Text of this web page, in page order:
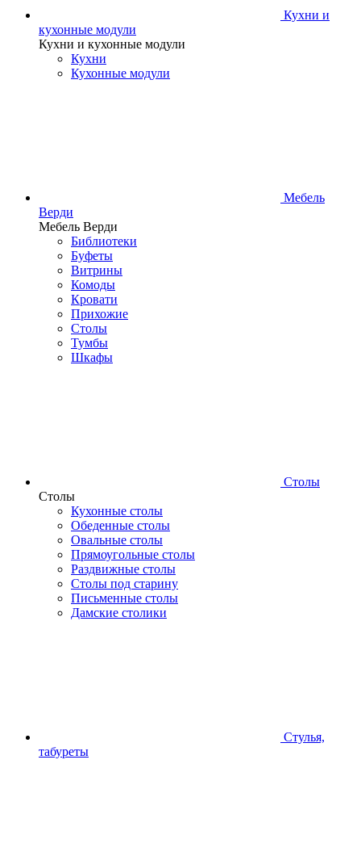
Кухни и
кухонные модули
Кухни и кухонные модули
Кухни
Кухонные модули
Мебель
Верди
Мебель Верди
Библиотеки
Буфеты
Витрины
Комоды
Кровати
Прихожие
Столы
Тумбы
Шкафы
Столы
Столы
Кухонные столы
Обеденные столы
Овальные столы
Прямоугольные столы
Раздвижные столы
Столы под старину
Письменные столы
Дамские столики
Стулья,
табуреты